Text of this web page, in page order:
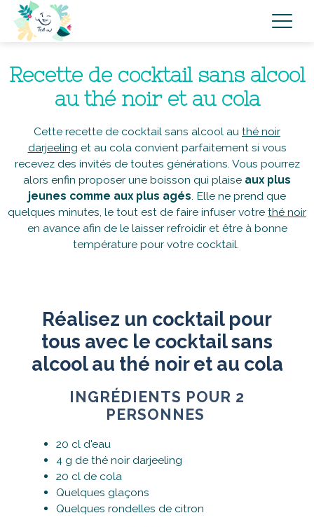
Recette de cocktail sans alcool
au thé noir et au cola
Cette recette de cocktail sans alcool au thé noir
darjeeling et au cola convient parfaitement si vous
recevez des invités de toutes générations. Vous pourrez
alors enfin proposer une boisson qui plaise aux plus
jeunes comme aux plus agés. Elle ne prend que
quelques minutes, le tout est de faire infuser votre thé noir
en avance afin de le laisser refroidir et être à bonne
température pour votre cocktail.
Réalisez un cocktail pour
tous avec le cocktail sans
alcool au thé noir et au cola
INGRÉDIENTS POUR 2
PERSONNES
20 cl d'eau
4 g de thé noir darjeeling
20 cl de cola
Quelques glaçons
Quelques rondelles de citron